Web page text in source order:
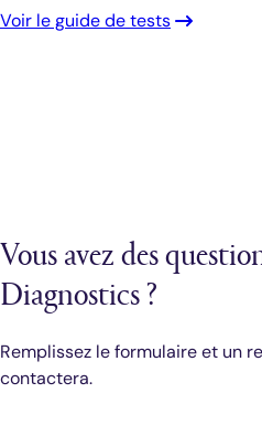
Voir le guide de tests
Vous avez des
Diagnostics ?
Remplissez le formulaire et un
contactera.